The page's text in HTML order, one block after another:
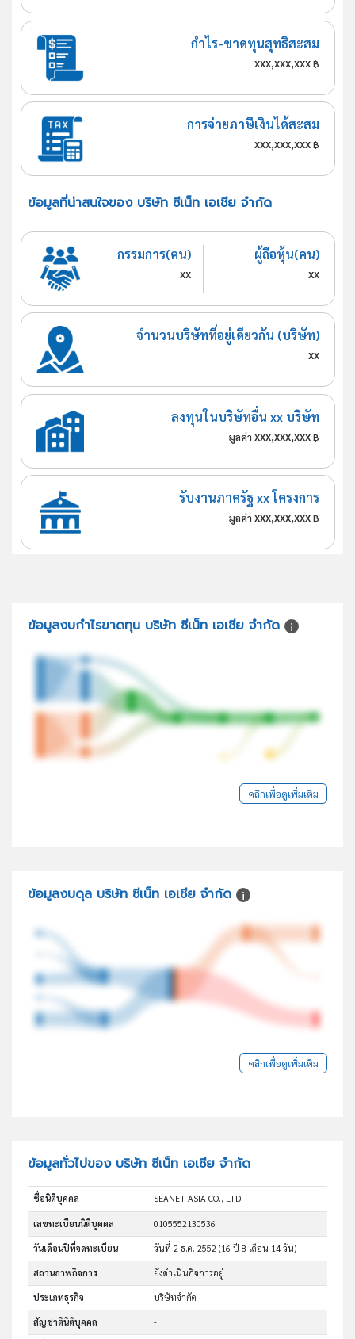
กำไร-ขาดทุนสุทธิสะสม
xxx,xxx,xxx฿
การจ่ายภาษีเงินได้สะสม
xxx,xxx,xxx฿
ข้อมูลที่น่าสนใจของ บริษัท ซีเน็ท เอเชีย จำกัด
กรรมการ(คน)
xx
ผู้ถือหุ้น(คน)
xx
จำนวนบริษัทที่อยู่เดียวกัน (บริษัท)
xx
ลงทุนในบริษัทอื่น xx บริษัท
มูลค่า xxx,xxx,xxx ฿
รับงานภาครัฐ xx โครงการ
มูลค่า xxx,xxx,xxx ฿
ข้อมูลงบกำไรขาดทุน บริษัท ซีเน็ท เอเชีย จำกัด
คลิกเพื่อดูเพิ่มเติม
ข้อมูลงบดุล บริษัท ซีเน็ท เอเชีย จำกัด
คลิกเพื่อดูเพิ่มเติม
ข้อมูลทั่วไปของ บริษัท ซีเน็ท เอเชีย จำกัด
ชื่อนิติบุคคล SEANET ASIA CO., LTD.
เลขทะเบียนนิติบุคคล 0105552130536
วันเดือนปีที่จดทะเบียน วันที่ 2 ธ.ค. 2552(16 ปี 8 เดือน 14 วัน)
สถานภาพกิจการ ยังดำเนินกิจการอยู่
ประเภทธุรกิจ บริษัทจำกัด
สัญชาตินิติบุคคล -